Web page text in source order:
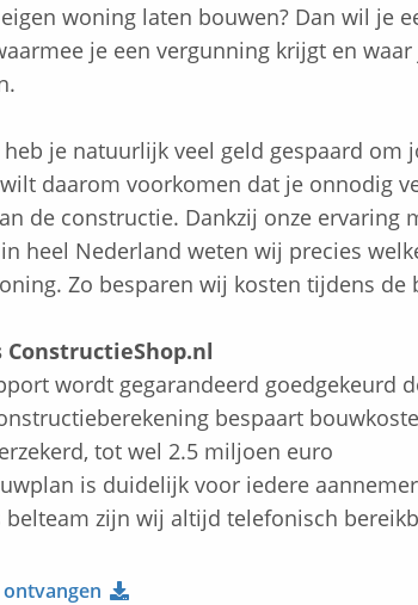
woning laten bouwen? Dan wil je
je een vergunning krijgt en
heb je natuurlijk veel geld gespaard om
wilt daarom voorkomen dat je onnodig
de constructie. Dankzij onze ervaring
heel Nederland weten wij precies
Zo besparen wij kosten tijdens de
ConstructieShop.nl
wordt gegarandeerd goedgekeurd
bespaart
tot wel 2.5 miljoen euro
is duidelijk voor iedere aannemer
belteam zijn wij altijd telefonisch